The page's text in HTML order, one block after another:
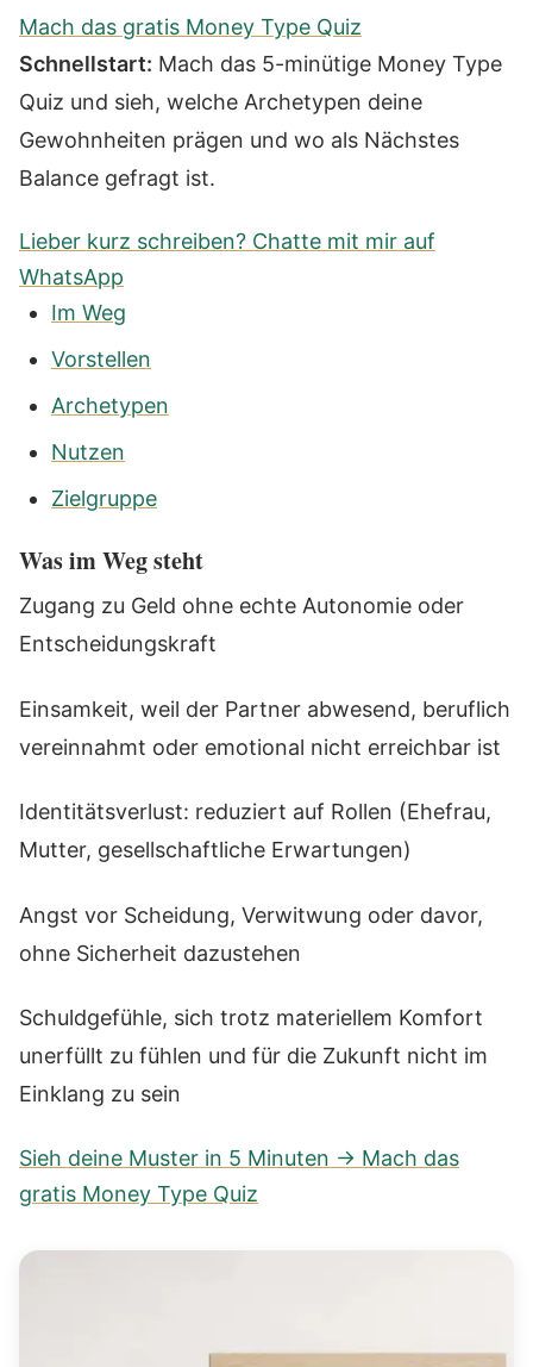
Mach das gratis Money Type Quiz
Schnellstart: Mach das 5-minütige Money Type
Quiz und sieh, welche Archetypen deine
Gewohnheiten prägen und wo als Nächstes
Balance gefragt ist.
Lieber kurz schreiben? Chatte mit mir auf
WhatsApp
Im Weg
Vorstellen
Archetypen
Nutzen
Zielgruppe
Was im Weg steht
Zugang zu Geld ohne echte Autonomie oder
Entscheidungskraft
Einsamkeit, weil der Partner abwesend, beruflich
vereinnahmt oder emotional nicht erreichbar ist
Identitätsverlust: reduziert auf Rollen (Ehefrau,
Mutter, gesellschaftliche Erwartungen)
Angst vor Scheidung, Verwitwung oder davor,
ohne Sicherheit dazustehen
Schuldgefühle, sich trotz materiellem Komfort
unerfüllt zu fühlen und für die Zukunft nicht im
Einklang zu sein
Sieh deine Muster in 5 Minuten → Mach das
gratis Money Type Quiz